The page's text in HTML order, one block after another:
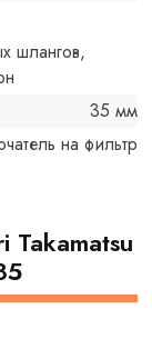
шлангов,
35 мм
на фильтр
Takamatsu